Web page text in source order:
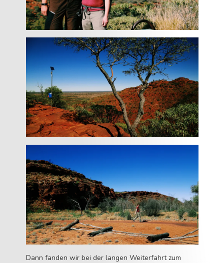
Dann fanden wir bei der langen Weiterfahrt zum